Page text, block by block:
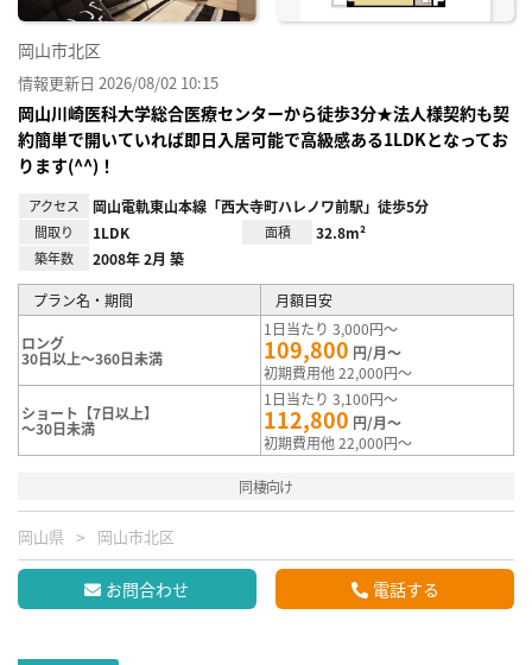
岡山市北区
情報更新日 2026/08/02 10:15
岡山川崎医科大学総合医療センターから徒歩3分★法人様契約も契
約簡単で開いていれば即日入居可能で高級感ある1LDKとなってお
ります(^^)！
アクセス 岡山電軌東山本線「西大寺町ハレノワ前駅」徒歩5分
間取り 1LDK 面積 32.8m²
築年数 2008年 2月 築
プラン名・期間 月額目安
ロング
30日以上～360日未満
1日当たり 3,000円～
109,800 円/月～
初期費用他 22,000円～
ショート【7日以上】
～30日未満
1日当たり 3,100円～
112,800 円/月～
初期費用他 22,000円～
同棲向け
岡山県 岡山市北区
お問合わせ 電話する